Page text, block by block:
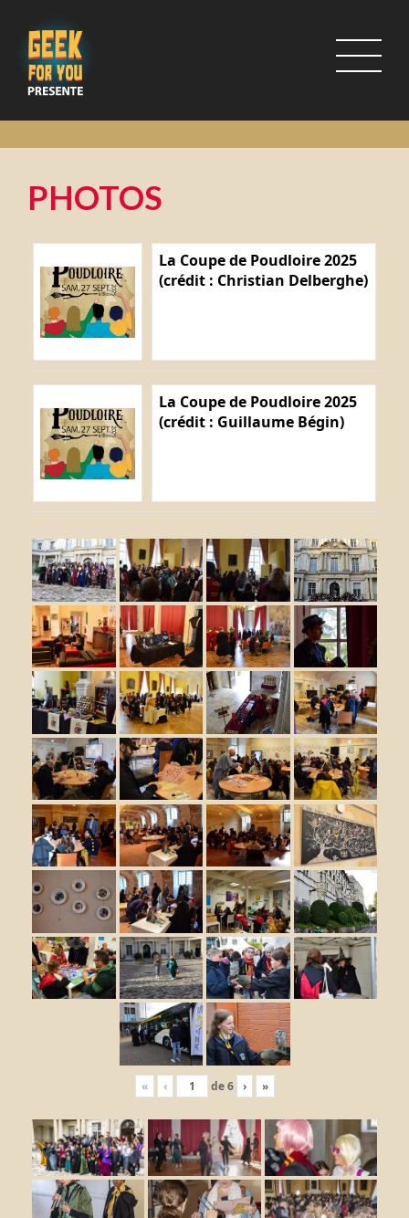
PHOTOS
La Coupe de Poudloire 2025
(crédit : Christian Delberghe)
La Coupe de Poudloire 2025
(crédit : Guillaume Bégin)
« ‹ de6 › »